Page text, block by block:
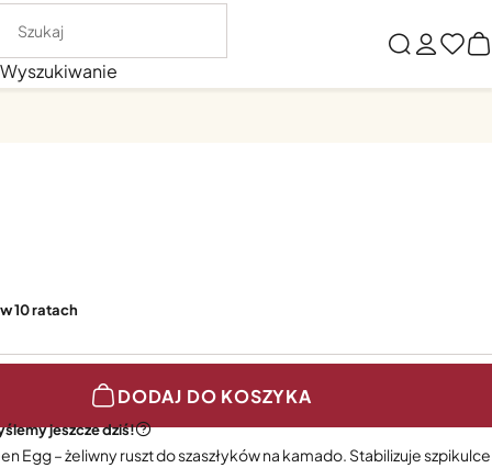
Wyszukiwanie
10 ratach
DODAJ DO KOSZYKA
jeszcze dziś!
Egg – żeliwny ruszt do szaszłyków na kamado. Stabilizuje